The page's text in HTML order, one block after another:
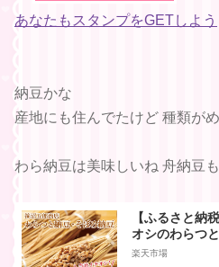
あなたもスタンプをGETしよう
納豆かな
産地にも住んでたけど 種類が
わら納豆は美味しいね 舟納豆
【ふるさと
オシのわらつ
ぼろ納豆人気
楽天市場